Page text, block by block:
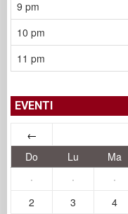
9 pm
10 pm
11 pm
EVENTI
←
Do Lu Ma
·
· ·
2
3 4